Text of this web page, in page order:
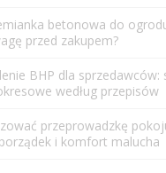
betonowa do
przed zakupem?
BHP dla sprzedawców:
według przepisów
przeprowadzkę
i komfort malucha